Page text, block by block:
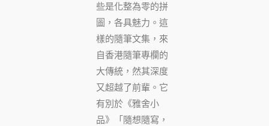
些是化整為零的拼
圖，各具魅力。這
樣的隨筆文集，來
自香港隨筆專欄的
大傳統，然其深度
又超越了前輩。它
有別於《雅舍小
品》「隨想隨寫，